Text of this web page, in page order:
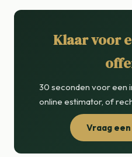
Klaar voor
30 seconden voor een
online estimator, of
Vraag